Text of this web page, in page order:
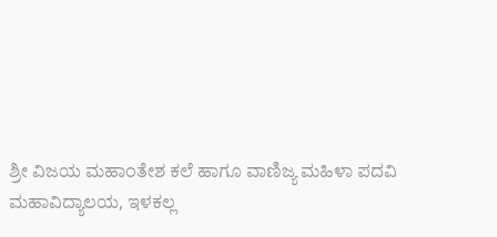
ಶ್ರೀ ವಿಜಯ ಮಹಾಂತೇಶ ಕಲೆ ಹಾಗೂ ವಾಣಿಜ್ಯ ಮಹಿಳಾ ಪದವಿ
ಮಹಾವಿದ್ಯಾಲಯ, ಇಳಕಲ್ಲ